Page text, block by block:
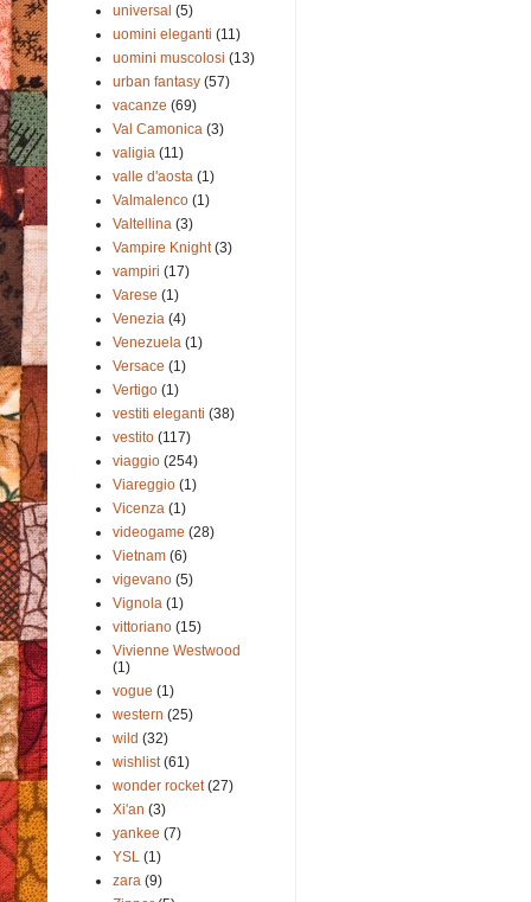
universal (5)
uomini eleganti (11)
uomini muscolosi (13)
urban fantasy (57)
vacanze (69)
Val Camonica (3)
valigia (11)
valle d'aosta (1)
Valmalenco (1)
Valtellina (3)
Vampire Knight (3)
vampiri (17)
Varese (1)
Venezia (4)
Venezuela (1)
Versace (1)
Vertigo (1)
vestiti eleganti (38)
vestito (117)
viaggio (254)
Viareggio (1)
Vicenza (1)
videogame (28)
Vietnam (6)
vigevano (5)
Vignola (1)
vittoriano (15)
Vivienne Westwood
(1)
vogue (1)
western (25)
wild (32)
wishlist (61)
wonder rocket (27)
Xi'an (3)
yankee (7)
YSL (1)
zara (9)